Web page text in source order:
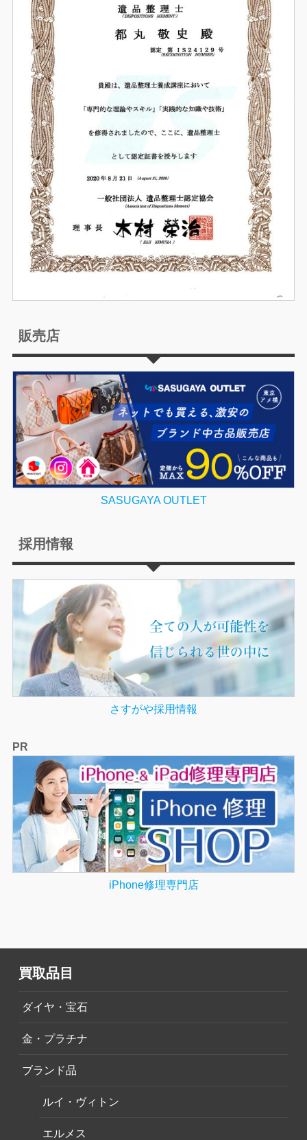
販売店
SASUGAYA OUTLET
採用情報
さすがや採用情報
PR
iPhone修理専門店
買取品目
ダイヤ・宝石
金・プラチナ
ブランド品
ルイ・ヴィトン
エルメス